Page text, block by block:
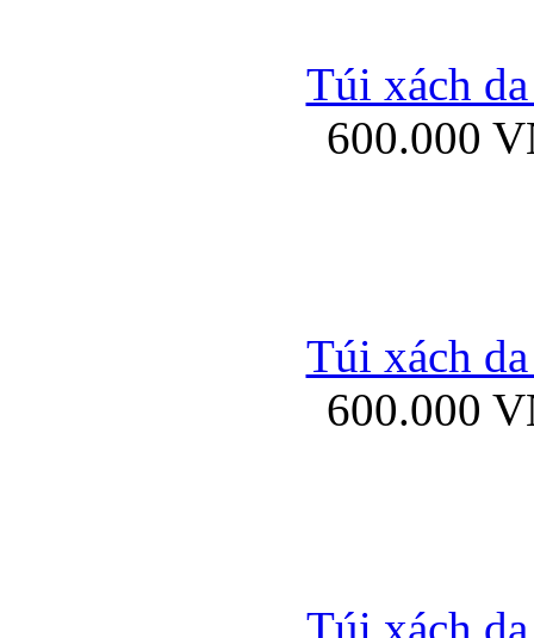
Ốp lưng Samsung
Ốp lưng
Túi xách
600.000
Túi xách
600.000